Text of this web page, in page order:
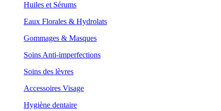
Huiles et Sérums
Eaux Florales & Hydrolats
Gommages & Masques
Soins Anti-imperfections
Soins des lèvres
Accessoires Visage
Hygiène dentaire